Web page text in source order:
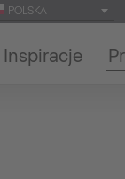
POLSKA
Inspiracje